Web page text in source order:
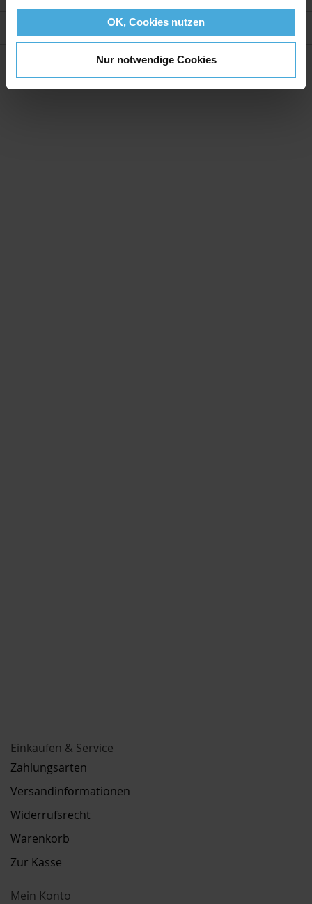
OK, Cookies nutzen
Nur notwendige Cookies
Weitere Informationen
Einkaufen & Service
Zahlungsarten
Versandinformationen
Widerrufsrecht
Warenkorb
Zur Kasse
Mein Konto